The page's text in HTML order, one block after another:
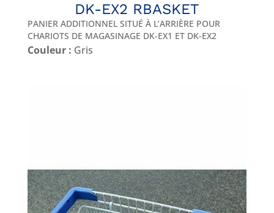
DK-EX2 RBASKET
PANIER ADDITIONNEL SITUÉ À L’ARRIÈRE POUR
CHARIOTS DE MAGASINAGE DK-EX1 ET DK-EX2
Couleur : Gris